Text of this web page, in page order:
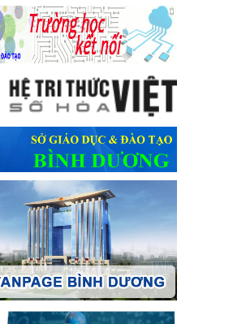
Chỉ thị số 16/CT-TTg ngày 27/05/2023
phủ về tăng cường phòng ngừa, đấu
pháp luật liên quan đến hoạt động
đánh bạc
thị số 16/CT-TTg ngày 27/05/2023 của
về tăng cường phòng ngừa, đấu tranh tội
luật liên quan đến hoạt động tổ chức đánh
2024
trại truyền thống học sinh thị xã Bến
học 2023-2024
trại truyền thống học sinh thị xã Bến Cát
2023-2024
2023
cầu tiêm vắc xin phòng Covid 19
cầu tiêm vắc xin phòng Covid 19